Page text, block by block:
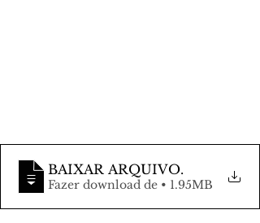
BAIXAR ARQUIVO.
Fazer download de • 1.95MB